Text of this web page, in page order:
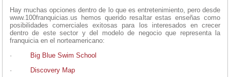
Hay muchas opciones dentro de lo que es entretenimiento, pero desde
www.100franquicias.us hemos querido resaltar estas enseñas como
posibilidades comerciales exitosas para los interesados en crecer
dentro de este sector y del modelo de negocio que representa la
franquicia en el norteamericano:
·
Big Blue Swim School
·
Discovery Map